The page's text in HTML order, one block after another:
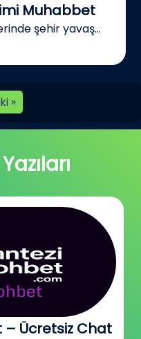
Muhabbet
şehir yavaş...
»
– Ücretsiz Chat